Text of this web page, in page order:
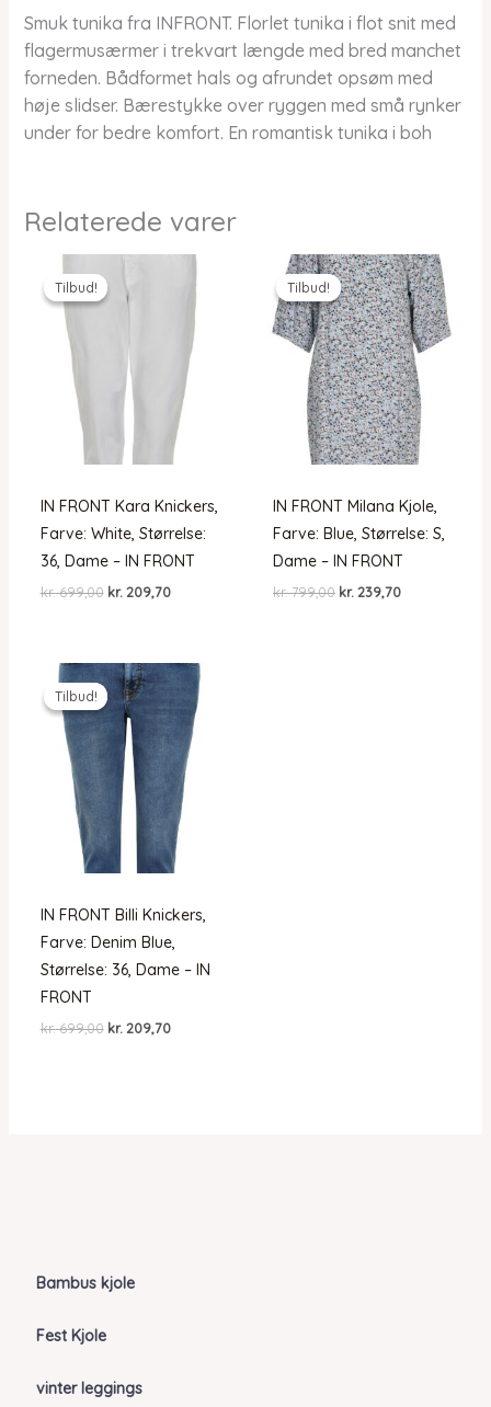
Bambus kjole
Fest Kjole
vinter leggings
Smuk tunika fra INFRONT. Florlet tunika i flot snit med
flagermusærmer i trekvart længde med bred manchet
forneden. Bådformet hals og afrundet opsøm med
høje slidser. Bærestykke over ryggen med små rynker
under for bedre komfort. En romantisk tunika i boh
Relaterede varer
Tilbud!
Tilbud!
IN FRONT Kara Knickers,
Farve: White, Størrelse:
36, Dame – IN FRONT
kr.699,00 Den
kr. 699,00.
kr.209,70Den
kr. 209,70.
Tilbud!
Tilbud!
IN FRONT Milana Kjole,
Farve: Blue, Størrelse: S,
Dame – IN FRONT
kr.799,00 Den
kr.239,70Den
Tilbud!
Tilbud!
IN FRONT Billi Knickers,
Farve: Denim Blue,
Størrelse: 36, Dame – IN
FRONT
kr.699,00 Den
kr.209,70Den